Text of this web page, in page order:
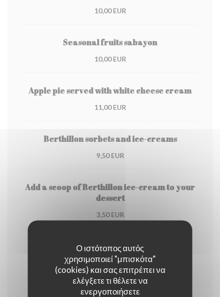
Ο ιστότοπος αυτός
χρησιμοποιεί "μπισκότα"
(cookies) και σας επιτρέπει να
ελέγξετε τι θέλετε να
ενεργοποιήσετε
10,00 EUR
Seasonal fruits sabayon
10,00 EUR
Apple pie served with white cheese cream
11,00 EUR
Berthillon sorbets and ice-creams
9,50 EUR
Add a scoop of Berthillon ice-cream to your
dessert
3,50 EUR
Coffee or Deca
4,00 EUR
Tea or creme